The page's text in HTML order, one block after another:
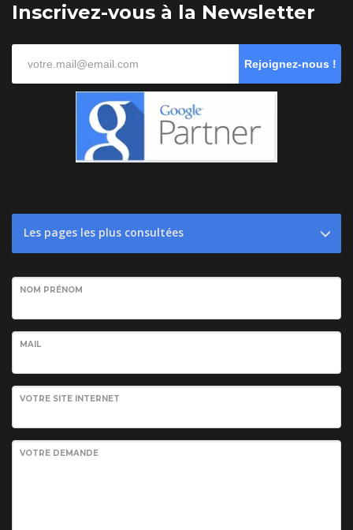
Inscrivez-vous à la Newsletter
Rejoignez-nous !
Les pages les plus consultées
NOM PRÉNOM
MAIL
VOTRE SITE INTERNET
VOTRE DEMANDE